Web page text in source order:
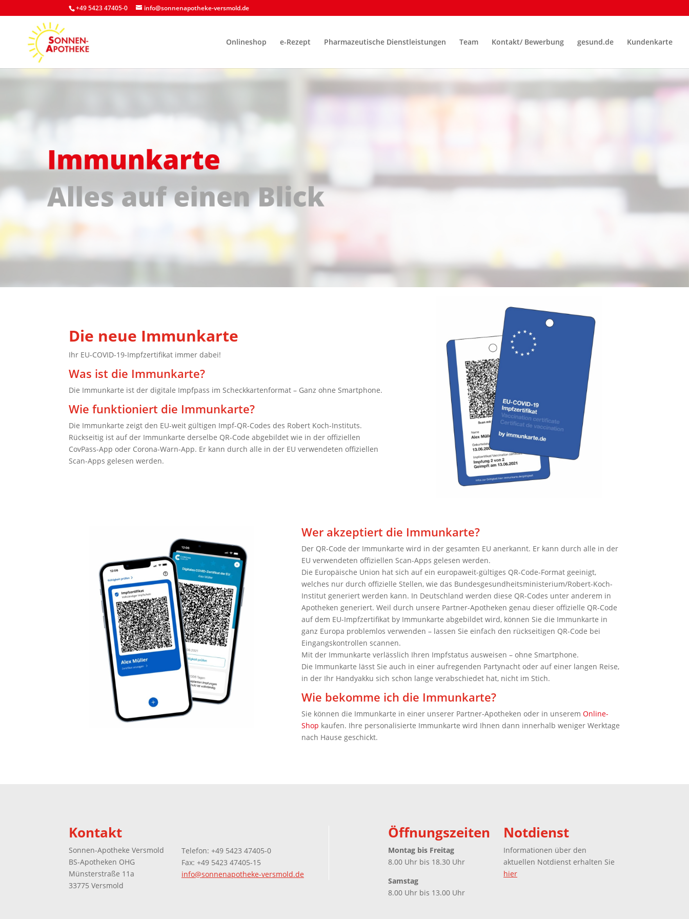
+49 5423 47405-0 info@sonnenapotheke-versmold.de
Onlineshop e-Rezept Pharmazeutische Dienstleistungen Team Kontakt/ Bewerbung gesund.de Kundenkarte
Die neue Immunkarte
Ihr EU-COVID-19-Impfzertifikat immer dabei!
Was ist die Immunkarte?
Die Immunkarte ist der digitale Impfpass im Scheckkartenformat – Ganz ohne Smartphone.
Wie funktioniert die Immunkarte?
Die Immunkarte zeigt den EU-weit gültigen Impf-QR-Codes des Robert Koch-Instituts.
Rückseitig ist auf der Immunkarte derselbe QR-Code abgebildet wie in der offiziellen
CovPass-App oder Corona-Warn-App. Er kann durch alle in der EU verwendeten offiziellen
Scan-Apps gelesen werden.
Wer akzeptiert die Immunkarte?
Der QR-Code der Immunkarte wird in der gesamten EU anerkannt. Er kann durch alle in der
EU verwendeten offiziellen Scan-Apps gelesen werden.
Die Europäische Union hat sich auf ein europaweit-gültiges QR-Code-Format geeinigt,
welches nur durch offizielle Stellen, wie das Bundesgesundheitsministerium/Robert-Koch-
Institut generiert werden kann. In Deutschland werden diese QR-Codes unter anderem in
Apotheken generiert. Weil durch unsere Partner-Apotheken genau dieser offizielle QR-Code
auf dem EU-Impfzertifikat by Immunkarte abgebildet wird, können Sie die Immunkarte in
ganz Europa problemlos verwenden – lassen Sie einfach den rückseitigen QR-Code bei
Eingangskontrollen scannen.
Mit der Immunkarte verlässlich Ihren Impfstatus ausweisen – ohne Smartphone.
Die Immunkarte lässt Sie auch in einer aufregenden Partynacht oder auf einer langen Reise,
in der Ihr Handyakku sich schon lange verabschiedet hat, nicht im Stich.
Wie bekomme ich die Immunkarte?
Sie können die Immunkarte in einer unserer Partner-Apotheken oder in unseremOnline-
Shop kaufen. Ihre personalisierte Immunkarte wird Ihnen dann innerhalb weniger Werktage
nach Hause geschickt.
Kontakt
Sonnen-Apotheke Versmold
BS-Apotheken OHG
Münsterstraße 11a
33775 Versmold
Telefon: +49 5423 47405-0
Fax: +49 5423 47405-15
info@sonnenapotheke-versmold.de
Öffnungszeiten
Montag bis Freitag
8.00 Uhr bis 18.30 Uhr
Samstag
8.00 Uhr bis 13.00 Uhr
Notdienst
Informationen über den
aktuellen Notdienst erhalten Sie
hier